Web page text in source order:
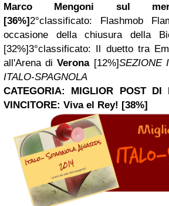
Marco Mengoni sul
[36%]2°classificato: Flashmob
occasione della chiusura della
[32%]3°classificato: Il duetto tra
all'Arena diVerona[12%]SEZIONE
ITALO-SPAGNOLA
CATEGORIA: MIGLIOR POST DI
VINCITORE: Viva el Rey! [38%]